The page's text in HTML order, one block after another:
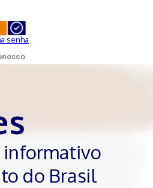
senha
informativo
do Brasil